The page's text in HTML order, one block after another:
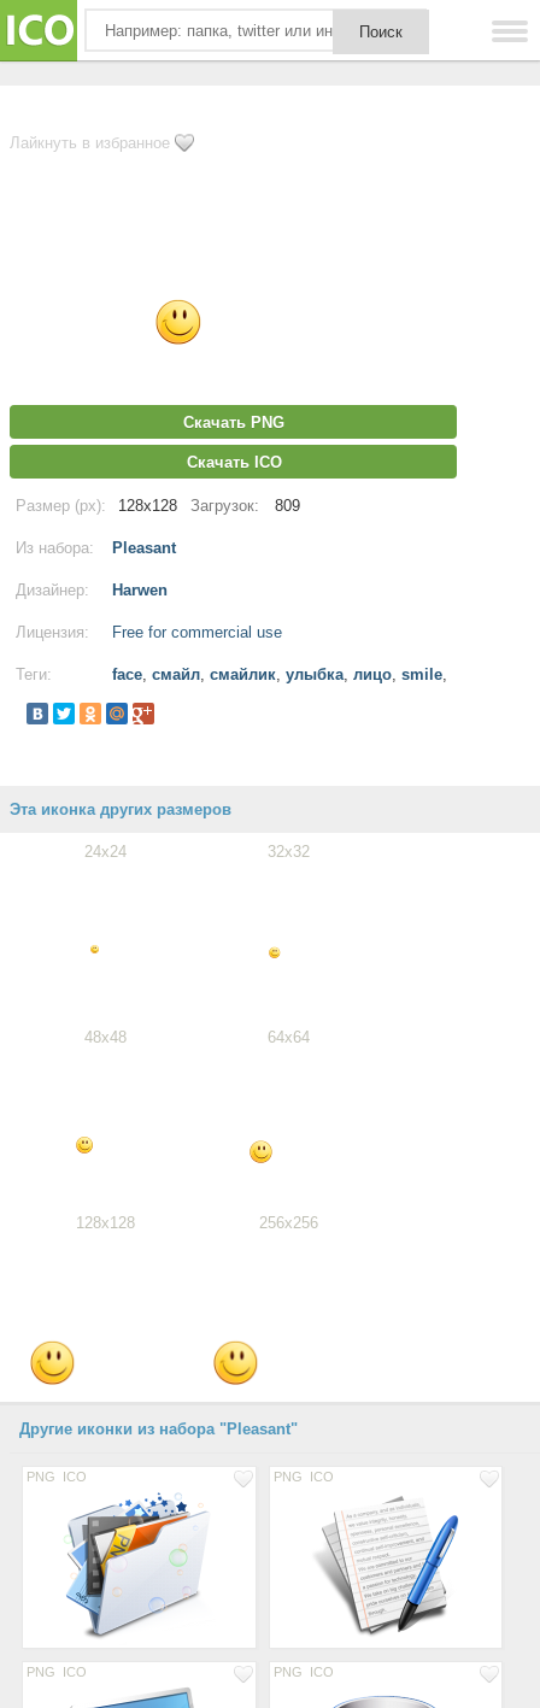
Лайкнуть в избранное
Скачать PNG
Скачать ICO
Размер (px): 128x128 Загрузок: 809
Из набора: Pleasant
Дизайнер: Harwen
Лицензия: Free for commercial use
Теги: face, смайл, смайлик, улыбка, лицо, smile,
Эта иконка других размеров
24x24 32x32
48x48 64x64
128x128 256x256
Другие иконки из набора "Pleasant"
PNG ICO PNG ICO
PNG ICO PNG ICO